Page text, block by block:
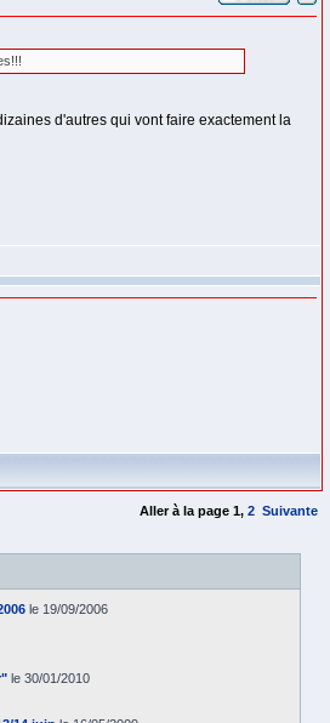
d'autres qui vont faire exactement la
Aller à la page 1, 2 Suivante
le 19/09/2006
le 30/01/2010